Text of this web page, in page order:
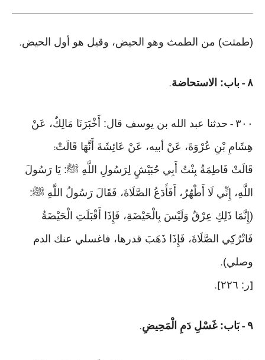
(طمثت) من الطمث وهو الحيض، وقيل هو أول الحيض.
٨ - باب: الاستحاضة.
٣٠٠ - حدثنا عبد الله بن يوسف قال: أَخْبَرَنَا مَالِكٌ، عَنْ
هِشَامِ بْنِ عُرْوَةَ، عَنْ أبيه، عَنْ عَائِشَةَ أَنَّهَا قَالَتْ:
قَالَتْ فَاطِمَةُ بِنْتُ أَبِي حُبَيْشٍ لِرَسُولِ اللَّهِ ﷺ: يَا رَسُولَ
اللَّهِ، إِنِّي لَا أَطْهُرُ، أَفَأَدَعُ الصَّلَاةَ، فَقَالَ رَسُولُ اللَّهِ ﷺ:
(إِنَّمَا ذَلِكِ عِرْقٌ وَلَيْسَ بِالْحَيْضَةِ، فَإِذَا أَقْبَلَتِ الْحَيْضَةُ
فَاتْرُكِي الصَّلَاةَ، فَإِذَا ذَهَبَ قدرها، فاغسلي عنك الدم
وصلي).
[ر: ٢٢٦ ].
٩ -بَاب: غَسْلِ دَمِ الْمَحِيضِ.